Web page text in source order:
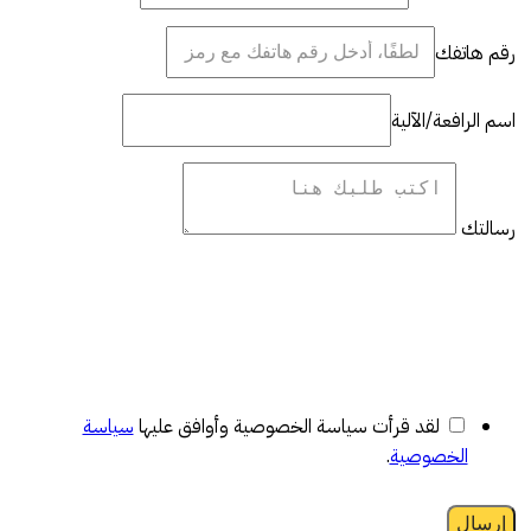
رقم هاتفك
اسم الرافعة/الآلية
رسالتك
لقد قرأت سياسة الخصوصية وأوافق عليها سياسة
الخصوصية.
إرسال